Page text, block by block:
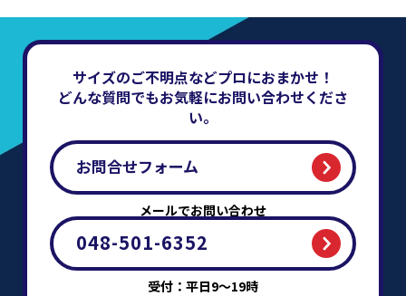
サイズのご不明点などプロにおまかせ！
どんな質問でもお気軽にお問い合わせくださ
い。
お問合せフォーム
メールでお問い合わせ
048-501-6352
受付：平日9～19時